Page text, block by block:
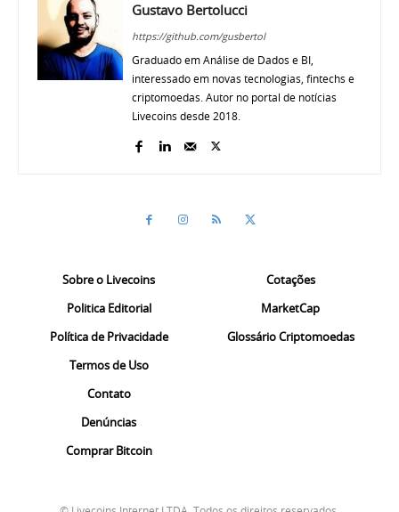
Gustavo Bertolucci
https://github.com/gusbertol
Graduado em Análise de Dados e BI,
interessado em novas tecnologias, fintechs e
criptomoedas. Autor no portal de notícias
Livecoins desde 2018.
Sobre o Livecoins
Politica Editorial
Política de Privacidade
Termos de Uso
Contato
Denúncias
Comprar Bitcoin
Cotações
MarketCap
Glossário Criptomoedas